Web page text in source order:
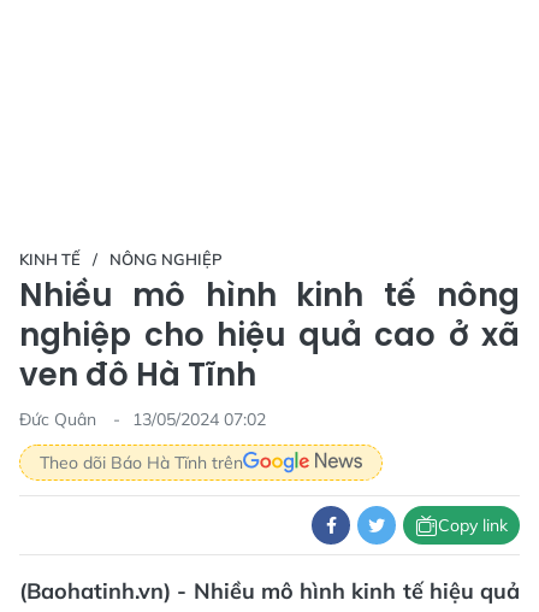
KINH TẾ NÔNG NGHIỆP
Nhiều mô hình kinh tế nông
nghiệp cho hiệu quả cao ở xã
ven đô Hà Tĩnh
Đức Quân
13/05/2024 07:02
Theo dõi Báo Hà Tĩnh trên
Copy link
(Baohatinh.vn) - Nhiều mô hình kinh tế hiệu quả